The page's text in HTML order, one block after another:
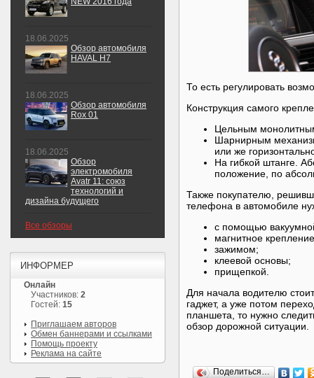
То есть регулировать
Конструкция самого
Цельным
Шарнирным
или же
На гибкой штанге.
положение, по
Также покупателю,
телефона в автомобиле
с помощью
магнитное
зажимом;
клеевой основы;
прищепкой.
Для начала водителю
гаджет, а уже потом
планшета, то нужно
обзор дорожной ситуации.
Поделиться…
18.06.2025
Обзор автомобиля
HAVAL H7
18.06.2025
Обзор автомобиля
Rox 01
18.06.2025
Обзор
электромобиля
Avatr 11: союз
технологий и
дизайна будущего
Все обзоры
ИНФОРМЕР
Онлайн
Участников: 2
Гостей: 15
Приглашаем авторов
Обмен баннерами и ссылками
Помощь проекту
Реклама на сайте